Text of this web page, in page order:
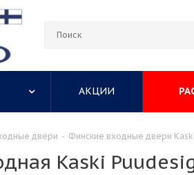
АКЦИИ
двери - Финские входные двери
Kaski